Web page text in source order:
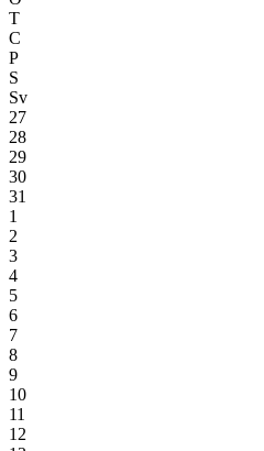
T
C
P
S
Sv
27
28
29
30
31
1
2
3
4
5
6
7
8
9
10
11
12